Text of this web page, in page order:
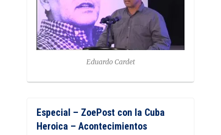
Eduardo Cardet
Especial – ZoePost con la Cuba
Heroica – Acontecimientos